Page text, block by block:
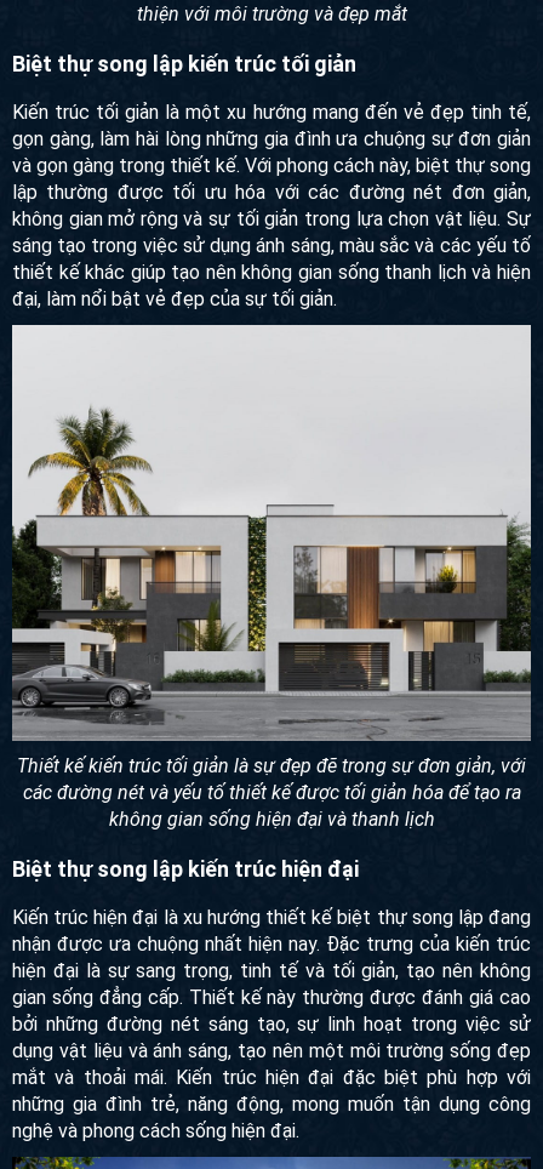
giữa công nghệ và thiên nhiên, tạo ra không gian sống thân
Kiến trúc tối giản là một xu hướng mang đến vẻ đẹp tinh tế,
gọn gàng, làm hài lòng những gia đình ưa chuộng sự đơn
giản và gọn gàng trong thiết kế. Với phong cách này, biệt
thự song lập thường được tối ưu hóa với các đường nét
đơn giản, không gian mở rộng và sự tối giản trong lựa chọn
vật liệu. Sự sáng tạo trong việc sử dụng ánh sáng, màu sắc
và các yếu tố thiết kế khác giúp tạo nên không gian sống
thanh lịch và hiện đại, làm nổi bật vẻ đẹp của sự tối giản.
Thiết kế kiến trúc tối giản là sự đẹp đẽ trong sự đơn giản, với
các đường nét và yếu tố thiết kế được tối giản hóa để tạo ra
Kiến trúc hiện đại là xu hướng thiết kế biệt thự song lập
đang nhận được ưa chuộng nhất hiện nay. Đặc trưng của
kiến trúc hiện đại là sự sang trọng, tinh tế và tối giản, tạo
nên không gian sống đẳng cấp. Thiết kế này thường được
đánh giá cao bởi những đường nét sáng tạo, sự linh hoạt
trong việc sử dụng vật liệu và ánh sáng, tạo nên một môi
trường sống đẹp mắt và thoải mái. Kiến trúc hiện đại đặc
biệt phù hợp với những gia đình trẻ, năng động, mong muốn
tận dụng công nghệ và phong cách sống hiện đại.